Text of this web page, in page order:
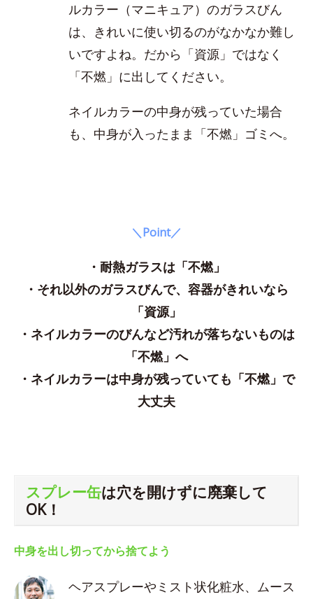
ルカラー（マニキュア）のガラスびん
は、きれいに使い切るのがなかなか難し
いですよね。だから「資源」ではなく
「不燃」に出してください。
ネイルカラーの中身が残っていた場合
も、中身が入ったまま「不燃」ゴミへ。
＼Point／
・耐熱ガラスは「不燃」
・それ以外のガラスびんで、容器がきれいなら
「資源」
・ネイルカラーのびんなど汚れが落ちないものは
「不燃」へ
・ネイルカラーは中身が残っていても「不燃」で
大丈夫
スプレー缶は穴を開けずに廃棄して
OK！
中身を出し切ってから捨てよう
ヘアスプレーやミスト状化粧水、ムース